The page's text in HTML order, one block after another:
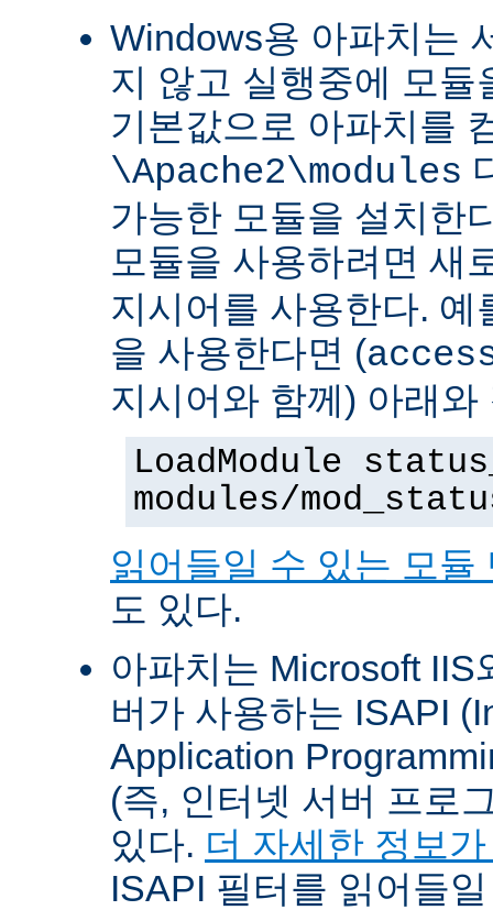
Windows용 아파치는
지 않고 실행중에 모듈
기본값으로 아파치를
\Apache2\modules
가능한 모듈을 설치한
모듈을 사용하려면 새
지시어를 사용한다. 예
을 사용한다면 (
지시어와 함께) 아래와
LoadModule
modules/
읽어들일 수 있는 모듈
도 있다.
아파치는 Microsoft
버가 사용하는 ISAPI
Application
(즉, 인터넷 서버 프로
있다. 더 자세한 정보
ISAPI 필터를 읽어들